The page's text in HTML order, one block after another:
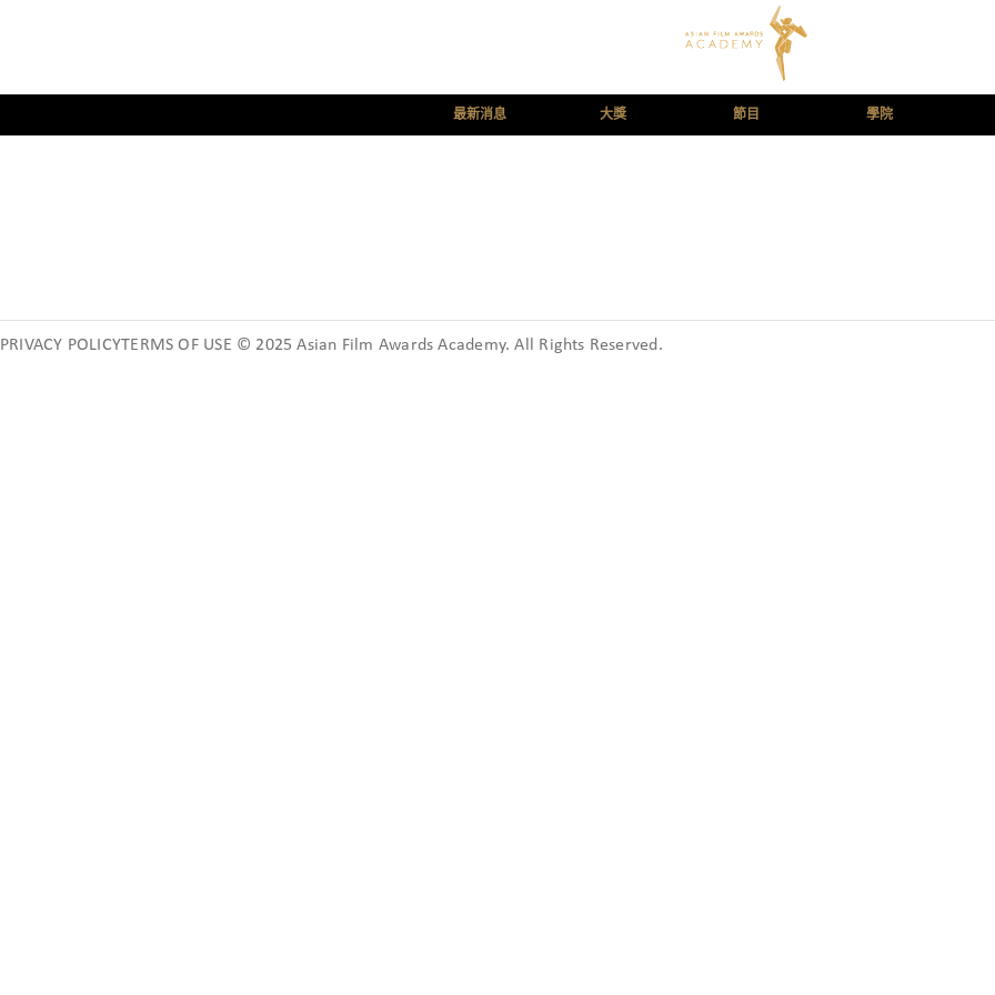
最新消息 大獎 節目 學院
PRIVACY POLICYTERMS OF USE © 2025 Asian Film Awards Academy. All Rights Reserved.